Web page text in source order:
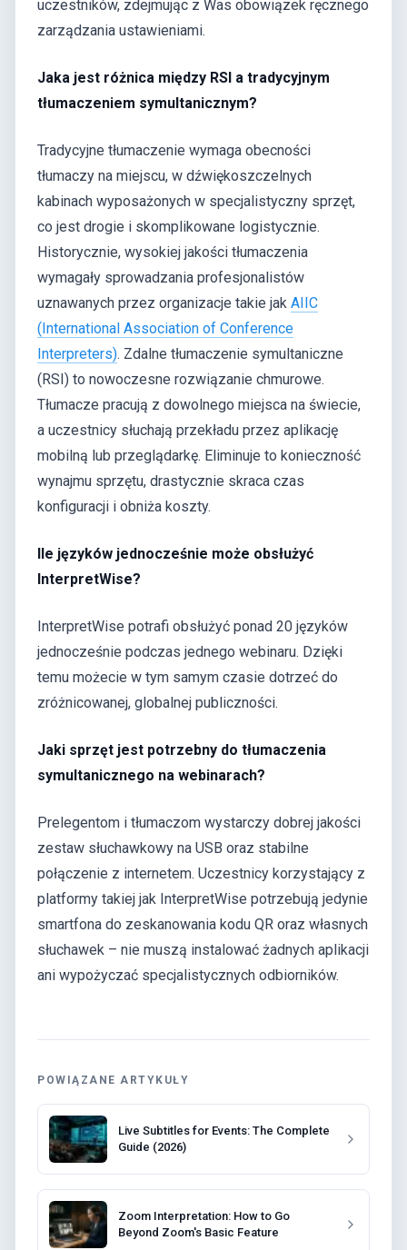
uczestników, zdejmując z Was obowiązek ręcznego
zarządzania ustawieniami.
Jaka jest różnica między RSI a tradycyjnym
tłumaczeniem symultanicznym?
Tradycyjne tłumaczenie wymaga obecności
tłumaczy na miejscu, w dźwiękoszczelnych
kabinach wyposażonych w specjalistyczny sprzęt,
co jest drogie i skomplikowane logistycznie.
Historycznie, wysokiej jakości tłumaczenia
wymagały sprowadzania profesjonalistów
uznawanych przez organizacje takie jak AIIC
(International Association of Conference
Interpreters). Zdalne tłumaczenie symultaniczne
(RSI) to nowoczesne rozwiązanie chmurowe.
Tłumacze pracują z dowolnego miejsca na świecie,
a uczestnicy słuchają przekładu przez aplikację
mobilną lub przeglądarkę. Eliminuje to konieczność
wynajmu sprzętu, drastycznie skraca czas
konfiguracji i obniża koszty.
Ile języków jednocześnie może obsłużyć
InterpretWise?
InterpretWise potrafi obsłużyć ponad 20 języków
jednocześnie podczas jednego webinaru. Dzięki
temu możecie w tym samym czasie dotrzeć do
zróżnicowanej, globalnej publiczności.
Jaki sprzęt jest potrzebny do tłumaczenia
symultanicznego na webinarach?
Prelegentom i tłumaczom wystarczy dobrej jakości
zestaw słuchawkowy na USB oraz stabilne
połączenie z internetem. Uczestnicy korzystający z
platformy takiej jak InterpretWise potrzebują jedynie
smartfona do zeskanowania kodu QR oraz własnych
słuchawek – nie muszą instalować żadnych aplikacji
ani wypożyczać specjalistycznych odbiorników.
POWIĄZANE ARTYKUŁY
Live Subtitles for Events: The Complete
Guide (2026)
Zoom Interpretation: How to Go
Beyond Zoom's Basic Feature